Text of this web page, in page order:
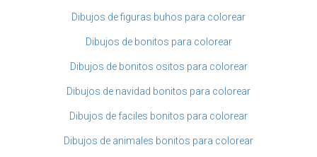
Dibujos de figuras buhos para colorear
Dibujos de bonitos para colorear
Dibujos de bonitos ositos para colorear
Dibujos de navidad bonitos para colorear
Dibujos de faciles bonitos para colorear
Dibujos de animales bonitos para colorear